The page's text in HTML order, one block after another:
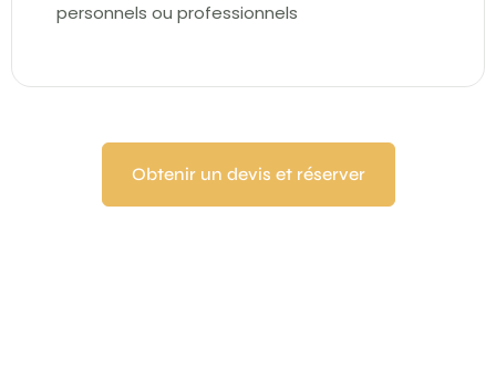
personnels ou professionnels
Obtenir un devis et réserver